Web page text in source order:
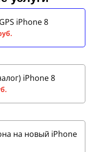
iPhone 8
iPhone 8
на новый iPhone